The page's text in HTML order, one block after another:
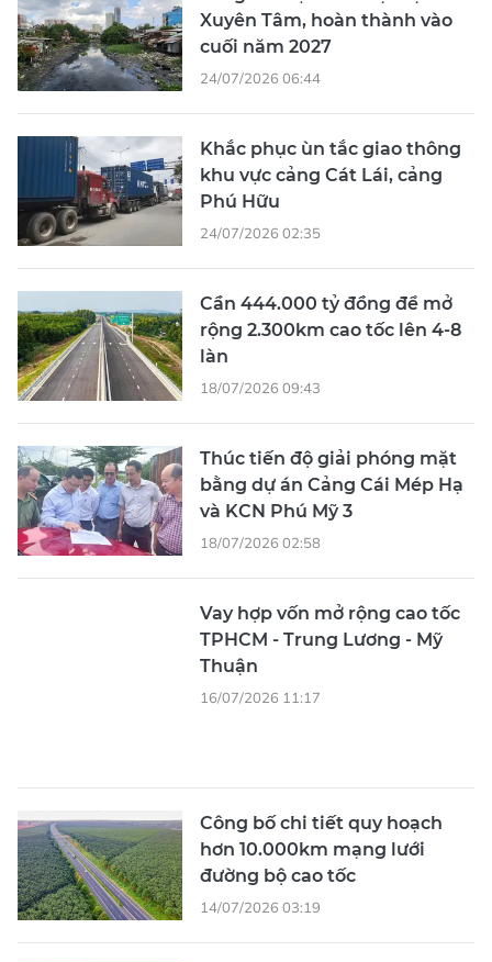
Xuyên Tâm, hoàn thành vào
cuối năm 2027
24/07/2026 06:44
Khắc phục ùn tắc giao thông
khu vực cảng Cát Lái, cảng
Phú Hữu
24/07/2026 02:35
Cần 444.000 tỷ đồng để mở
rộng 2.300km cao tốc lên 4-8
làn
18/07/2026 09:43
Thúc tiến độ giải phóng mặt
bằng dự án Cảng Cái Mép Hạ
và KCN Phú Mỹ 3
18/07/2026 02:58
Vay hợp vốn mở rộng cao tốc
TPHCM - Trung Lương - Mỹ
Thuận
16/07/2026 11:17
hơn 10.000km mạng lưới
đường bộ cao tốc
14/07/2026 03:19
cầu cạn tại các dự án giao